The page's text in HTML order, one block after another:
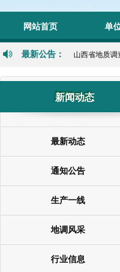
网站首页 单
最新公告： 山西省地质调
新闻动态
最新动态
通知公告
生产一线
地调风采
行业信息